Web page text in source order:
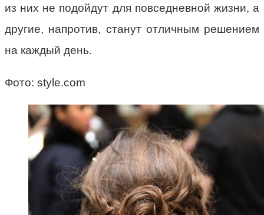
из них не подойдут для повседневной жизни, а
другие, напротив, станут отличным решением
на каждый день.
Фото: style.com